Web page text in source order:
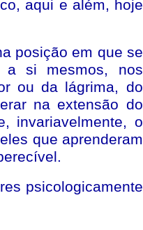
aqui e além, hoje
posição em que se
a si mesmos, nos
ou da lágrima, do
na extensão do
invariavelmente, o
que aprenderam
psicologicamente